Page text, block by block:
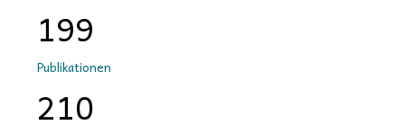
199
Publikationen
210